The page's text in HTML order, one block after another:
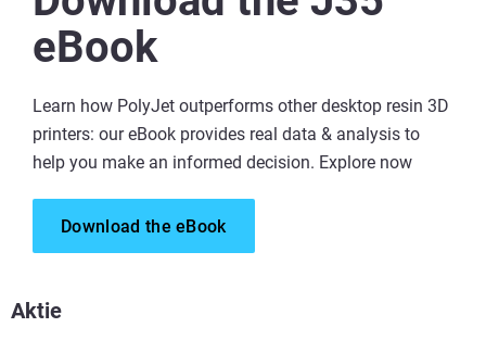
Aktie
eBook
Learn how PolyJet outperforms other desktop resin 3D
printers: our eBook provides real data & analysis to
help you make an informed decision. Explore now
Download the eBook